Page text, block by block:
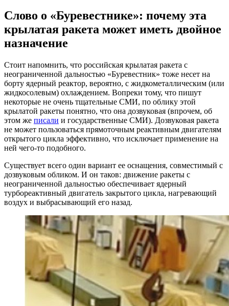
Слово о «Буревестнике»: почему эта
крылатая ракета может иметь двойное
назначение
Стоит напомнить, что российская крылатая ракета с
неограниченной дальностью «Буревестник» тоже несет на
борту ядерный реактор, вероятно, с жидкометаллическим (или
жидкосолевым) охлаждением. Вопреки тому, что пишут
некоторые не очень тщательные СМИ, по облику этой
крылатой ракеты понятно, что она дозвуковая (впрочем, об
этом же писали и государственные СМИ). Дозвуковая ракета
не может пользоваться прямоточным реактивным двигателям
открытого цикла эффективно, что исключает применение на
ней чего-то подобного.
Существует всего один вариант ее оснащения, совместимый с
дозвуковым обликом. И он таков: движение ракеты с
неограниченной дальностью обеспечивает ядерный
турбореактивный двигатель закрытого цикла, нагревающий
воздух и выбрасывающий его назад.